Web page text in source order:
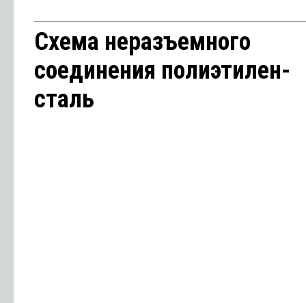
Схема неразъемного
соединения полиэтилен-
сталь